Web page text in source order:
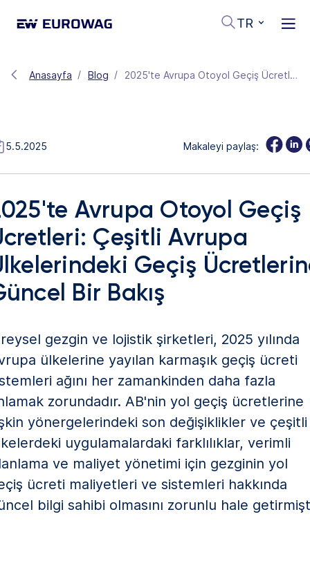
TR
Anasayfa Blog 2025'te Avrupa Otoyol Geçiş Ücretleri: Çeşitli Avrupa Ülkelerindeki Geçiş Ücretlerine Güncel Bir Bakış
5.5.2025 Makaleyi paylaş:
Avrupa Otoyol Geçiş
Çeşitli Avrupa
Geçiş
Bir Bakış
gezgin ve lojistik şirketleri, 2025 yılında
ülkelerine yayılan karmaşık geçiş ücreti
ağını her zamankinden daha fazla
zorundadır. AB'nin yol geçiş ücretlerine
yönergelerindeki son değişiklikler ve çeşitli
uygulamalardaki farklılıklar, verimli
ve maliyet yönetimi için gezginin yol
ücreti maliyetleri ve sistemleri hakkında
bilgi sahibi olmasını zorunlu hale